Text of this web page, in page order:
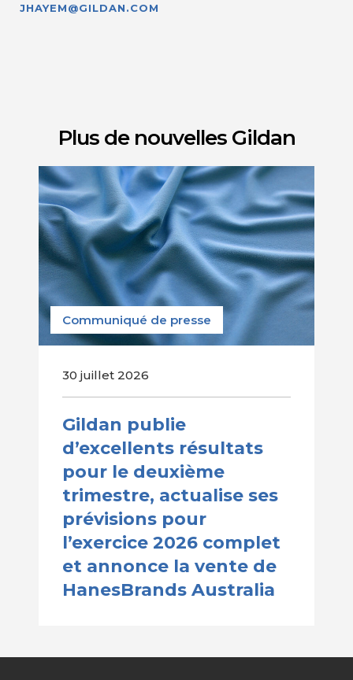
JHAYEM@GILDAN.COM
Plus de nouvelles Gildan
Communiqué de presse
30 juillet 2026
Gildan publie
d’excellents résultats
pour le deuxième
trimestre, actualise ses
prévisions pour
l’exercice 2026 complet
et annonce la vente de
HanesBrands Australia